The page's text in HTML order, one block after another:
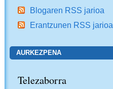
Blogaren RSS jarioa
Erantzunen RSS jarioa
AURKEZPENA
Telezaborra